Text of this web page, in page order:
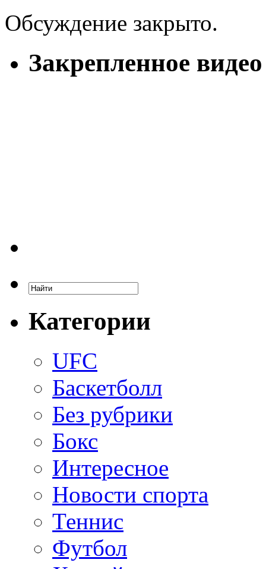
Обсуждение закрыто.
Закрепленное видео
Категории
UFC
Баскетболл
Без рубрики
Бокс
Интересное
Новости спорта
Теннис
Футбол